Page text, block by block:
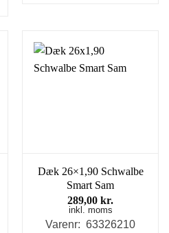
Dæk 26×1,90 Schwalbe
Smart Sam
289,00 kr.
inkl. moms
Varenr: 63326210